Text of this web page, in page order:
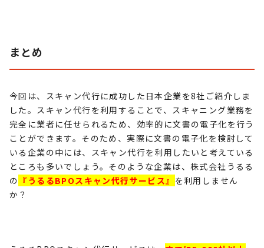
まとめ
今回は、スキャン代行に成功した日本企業を8社ご紹介しま
した。スキャン代行を利用することで、スキャニング業務を
完全に業者に任せられるため、効率的に文書の電子化を行う
ことができます。そのため、実際に文書の電子化を検討して
いる企業の中には、スキャン代行を利用したいと考えている
ところも多いでしょう。そのような企業は、株式会社うるる
の 『うるるBPOスキャン代行サービス』 を利用しません
か？